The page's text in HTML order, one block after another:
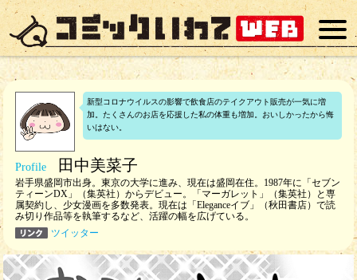
新型コロナウイルスの影響で飲食店のテイクアウト販売が一気に増
加。たくさんのお店を応援した私の体重も増加。おいしかったから悔
いはない。
田中美菜子
岩手県盛岡市出身。東京の大学に進み、現在は盛岡在住。1987年に「セブン
ティーンDX」（集英社）からデビュー。「マーガレット」（集英社）と専
属契約し、少女漫画を多数発表。現在は「Eleganceイブ」（秋田書店）で読
み切り作品等を執筆するなど、活躍の幅を広げている。
ツイッター